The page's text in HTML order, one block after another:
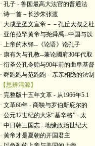
· 孔子 - 鲁国最高大法官的普通法
· 诗一首－长沙朱张渡
· 大成至圣文宣帝－－孔丘大叔之杜
· 亚伯拉罕黄帝与尧舜禹--中国与以
· 上帝的木铎--《论语》论孔子
· 康有为与孔教--兼论國府30年代取
· 衍圣公孔令贻与90年前的曲阜基督
· 舜跑跑与范跑跑－亲亲相隐的法制
【思辨清源】
· 完整版十五年文革 - 从1966年5.1
· 文革60年 - 商鞅与罗伯斯庇尔的
· 公元12世纪的大宋“基辛格” - 太
· 中日韩三国志 - 地缘政治世纪大
· 黄帝才是夏朝的开国君主